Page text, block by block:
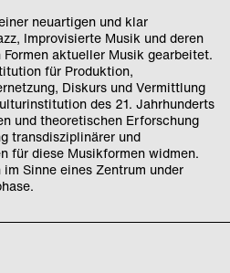
neuartigen und klar
Improvisierte Musik und deren
aktueller Musik gearbeitet.
für Produktion,
Diskurs und Vermittlung
des 21. Jahrhunderts
und theoretischen Erforschung
transdisziplinärer und
für diese Musikformen widmen.
Sinne eines Zentrum under